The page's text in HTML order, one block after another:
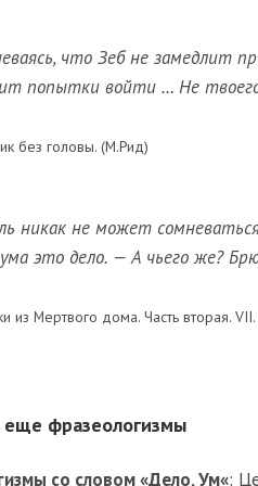
что Зеб не замедлит
попытки войти … Не
без головы. (М.Рид)
никак не может
это дело. — А чьего же?
из Мертвого дома. Часть вторая.
еще фразеологизмы
со словом «Дело,Ум«: